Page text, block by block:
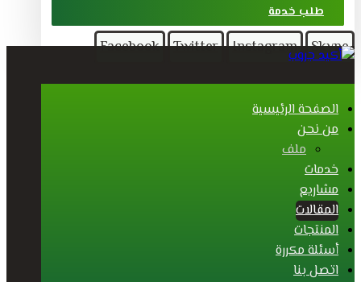
طلب خدمة
Facebook Twitter Instagram Skype
الصفحة الرئيسية
من نحن
ملف
خدمات
مشاريع
المقالات
المنتجات
أسئلة مكررة
اتصل بنا